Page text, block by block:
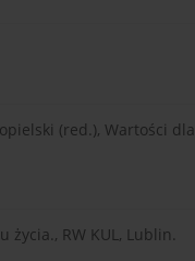
(red.), Wartości dla
życia., RW KUL, Lublin.